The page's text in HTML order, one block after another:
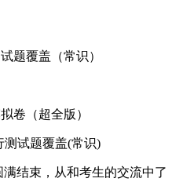
题覆盖（常识）
卷（超全版）
测试题覆盖(常识)
结束，从和考生的交流中了